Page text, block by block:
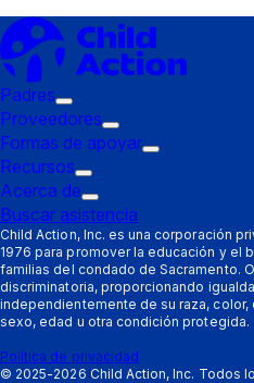
Padres
Submenú
de
disparo:
Padres
Proveedores
Submenú
de
Proveedores
Formas de apoyar
Submenú
Formas
de
apoyar
Recursos
Submenú
de
disparo:
Recursos
Acerca de
Submenú
de
disparo:
Acerca
de
Buscar asistencia
Child Action, Inc. es una corporación
1976 para promover la educación y el
familias del condado de Sacramento.
discriminatoria, proporcionando
independientemente de su raza,
sexo, edad u otra condición protegida.
Política de privacidad
© 2025-2026 Child Action, Inc. Todos